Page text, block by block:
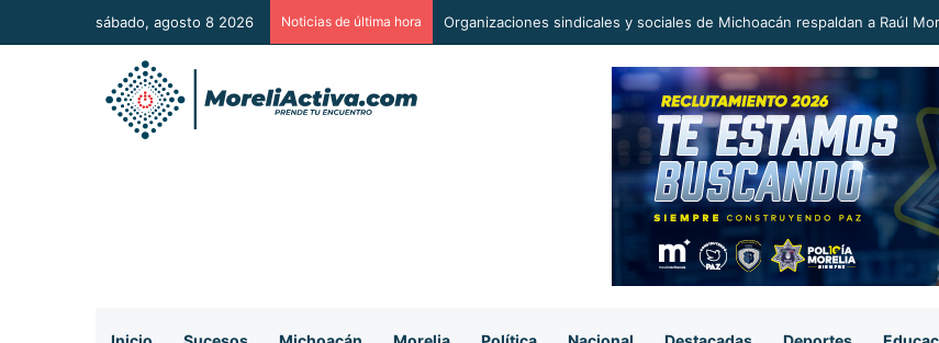
sábado, agosto 8 2026 Noticias de última hora De manera sorpresiva, pasaje del transporte público subió a 12 pesos.